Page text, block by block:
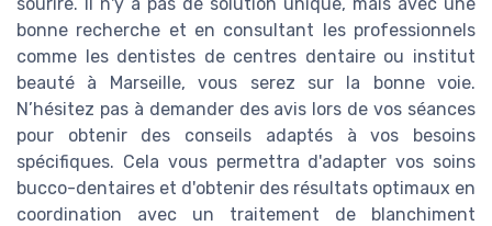
bonne recherche et en consultant les professionnels
comme les dentistes de centres dentaire ou institut
beauté à Marseille, vous serez sur la bonne voie.
N’hésitez pas à demander des avis lors de vos séances
pour obtenir des conseils adaptés à vos besoins
spécifiques. Cela vous permettra d'adapter vos soins
bucco-dentaires et d'obtenir des résultats optimaux en
coordination avec un traitement de blanchiment